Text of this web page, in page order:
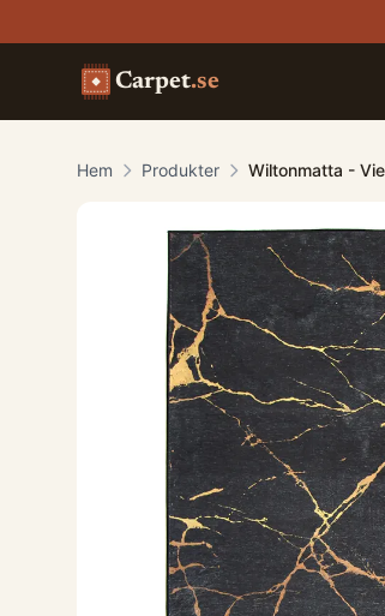
Carpet.se
Hem Produkter Wiltonmatta -